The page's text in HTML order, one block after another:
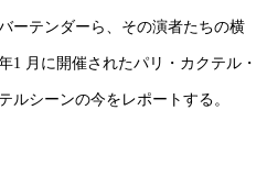
ーテンダーら、その演者たちの横
1 月に開催されたパリ・カクテル・
ルシーンの今をレポートする。